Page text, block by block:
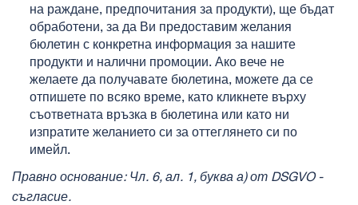
на раждане, предпочитания за продукти), ще бъдат
обработени, за да Ви предоставим желания
бюлетин с конкретна информация за нашите
продукти и налични промоции. Ако вече не
желаете да получавате бюлетина, можете да се
отпишете по всяко време, като кликнете върху
съответната връзка в бюлетина или като ни
изпратите желанието си за оттеглянето си по
имейл.
Правно основание: Чл. 6, ал. 1, буква а) от DSGVO-
съгласие.